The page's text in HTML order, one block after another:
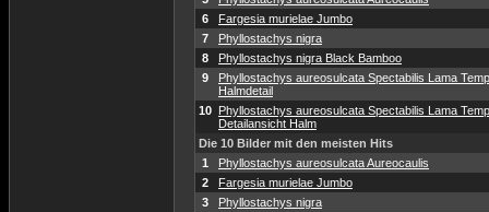
6
Fargesia murielae Jumbo
7
Phyllostachys nigra
8
Phyllostachys nigra Black Bamboo
9
Phyllostachys aureosulcata Spectabilis Lama
Halmdetail
10 Phyllostachys aureosulcata Spectabilis Lama
Detailansicht Halm
Die 10 Bilder mit den meisten Hits
1
Phyllostachys aureosulcata Aureocaulis
2
Fargesia murielae Jumbo
3
Phyllostachys nigra